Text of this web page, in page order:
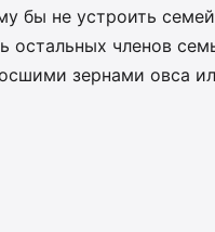
бы не устроить
остальных членов
зернами овса